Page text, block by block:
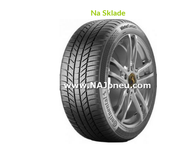
Na Sklade